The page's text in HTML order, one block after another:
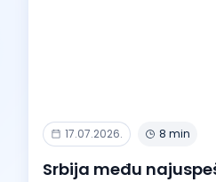
17.07.2026. 8 min
Srbija među